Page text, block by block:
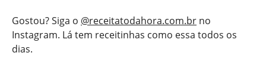
Gostou? Siga o @receitatodahora.com.br no
Instagram. Lá tem receitinhas como essa todos os
dias.